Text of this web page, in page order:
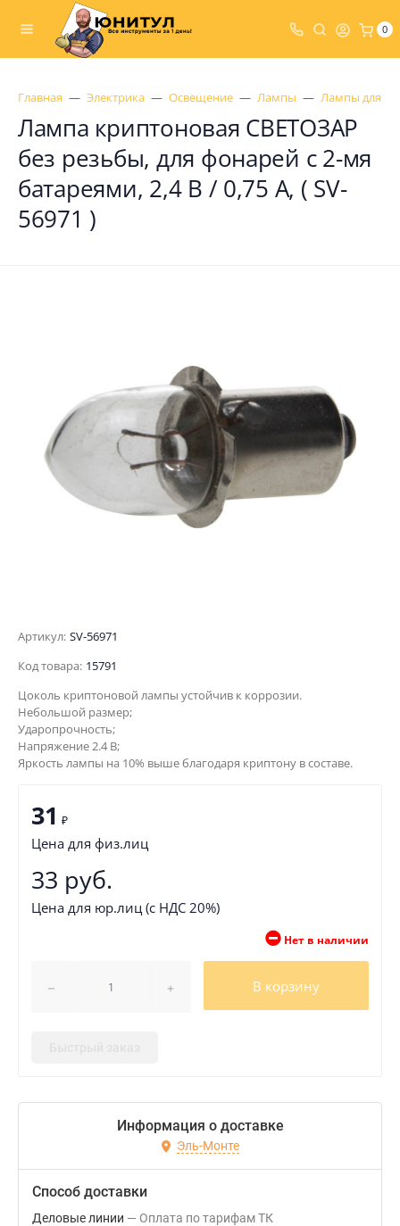
0
Главная Электрика Освещение Лампы Лампы для
Лампа криптоновая СВЕТОЗАР
без резьбы, для фонарей с 2-мя
батареями, 2,4 В / 0,75 А, ( SV-
56971 )
Артикул: SV-56971
Код товара: 15791
Цоколь криптоновой лампы устойчив к коррозии.
Небольшой размер;
Ударопрочность;
Напряжение 2.4 В;
Яркость лампы на 10% выше благодаря криптону в составе.
31 ₽
Цена для физ.лиц
33 руб.
Цена для юр.лиц (с НДС 20%)
Нет в наличии
В корзину
Информация о доставке
Эль-Монте
Способ доставки
Деловые линии Оплата по тарифам ТК